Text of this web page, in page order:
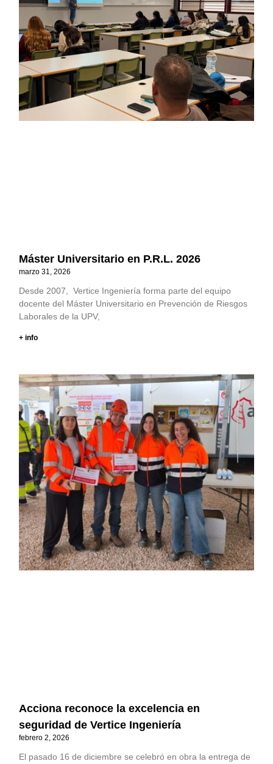
Máster Universitario en P.R.L. 2026
marzo 31, 2026
Desde 2007, Vertice Ingeniería forma parte del equipo
docente del Máster Universitario en Prevención de Riesgos
Laborales de la UPV,
+ info
Acciona reconoce la excelencia en
seguridad de Vertice Ingeniería
febrero 2, 2026
El pasado 16 de diciembre se celebró en obra la entrega de